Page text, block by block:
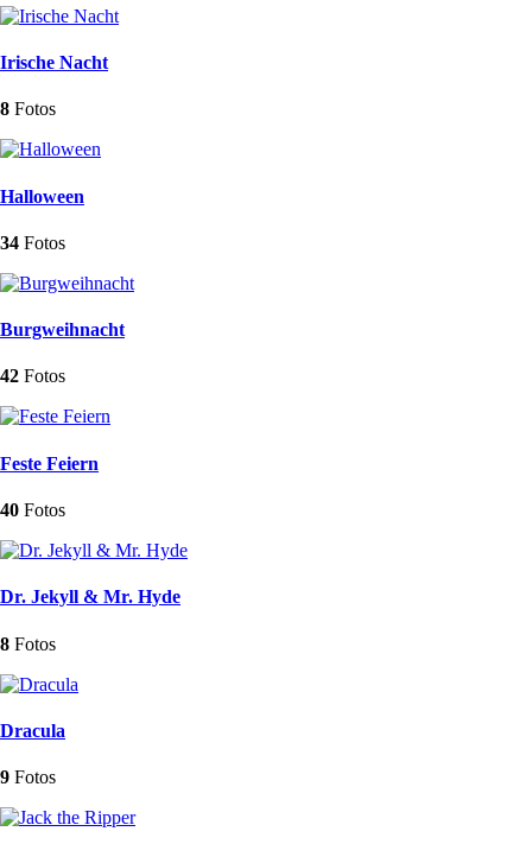
Irische Nacht
8 Fotos
Halloween
34 Fotos
Burgweihnacht
42 Fotos
Feste Feiern
40 Fotos
Dr. Jekyll & Mr. Hyde
8 Fotos
Dracula
9 Fotos